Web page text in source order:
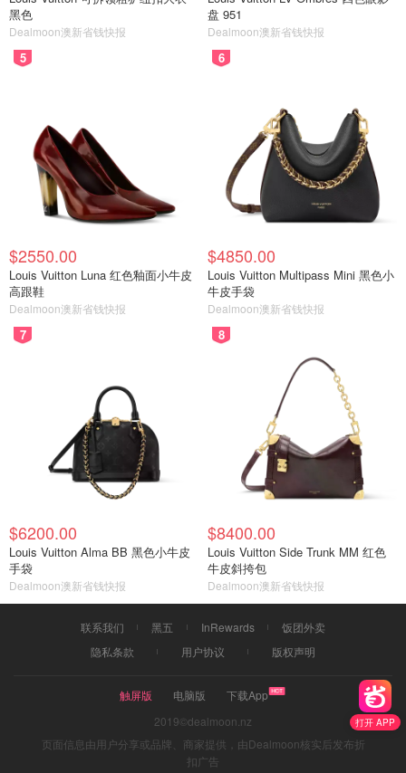
打开 APP
黑色
Dealmoon澳新省钱快报
盘 951
Dealmoon澳新省钱快报
5
$2550.00
Louis Vuitton Luna 红色釉面小牛皮
高跟鞋
Dealmoon澳新省钱快报
6
$4850.00
Louis Vuitton Multipass Mini 黑色小
牛皮手袋
Dealmoon澳新省钱快报
7
$6200.00
Louis Vuitton Alma BB 黑色小牛皮
手袋
Dealmoon澳新省钱快报
8
$8400.00
Louis Vuitton Side Trunk MM 红色
牛皮斜挎包
Dealmoon澳新省钱快报
联系我们 黑五 InRewards
饭团外卖
隐私条款
用户协议 版权声明
触屏版 电脑版
下载App
2019©dealmoon.nz
页面信息由用户分享或品牌、商家提供，由Dealmoon核实后发布折
扣广告